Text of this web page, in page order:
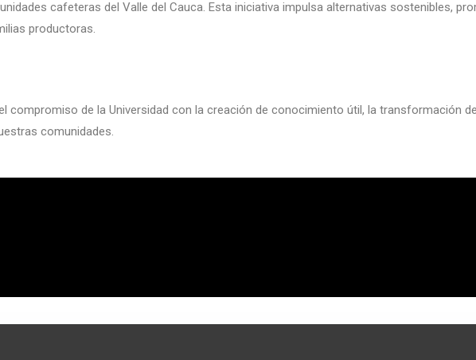
cafeteras del Valle del Cauca. Esta iniciativa impulsa alternativas sostenibles,
productoras.
compromiso de la Universidad con la creación de conocimiento útil, la transformación
comunidades.